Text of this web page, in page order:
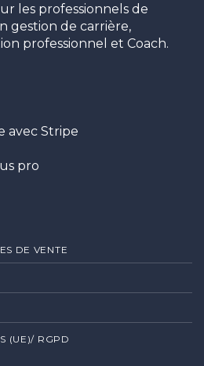
les professionnels de
gestion de carrière,
professionnel et Coach.
avec Stripe
pro
DE VENTE
(UE)/ RGPD